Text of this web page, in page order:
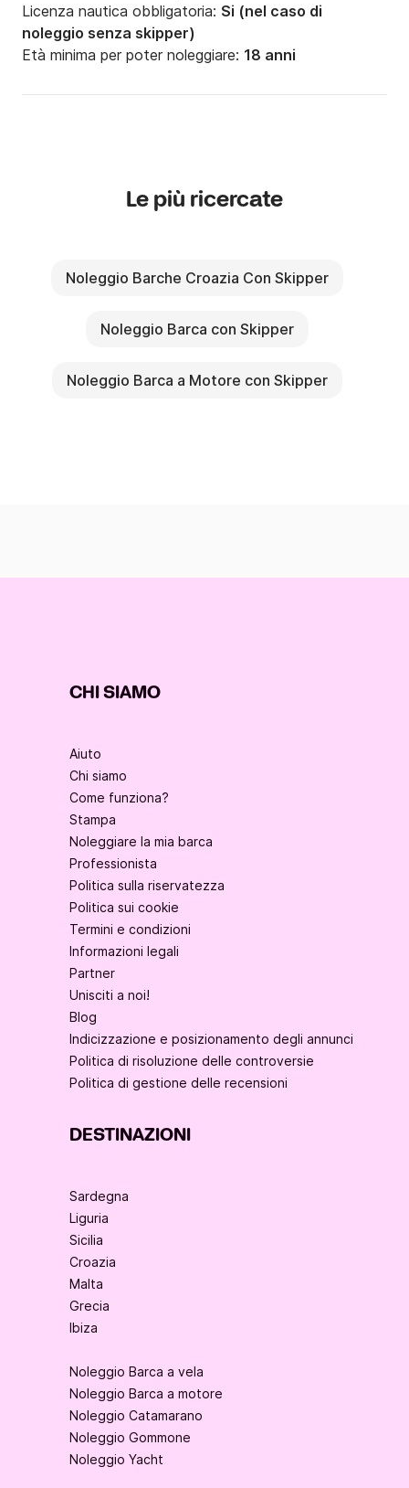
Licenza nautica obbligatoria: Si (nel caso di
noleggio senza skipper)
Età minima per poter noleggiare: 18 anni
Le più ricercate
Noleggio Barche Croazia Con Skipper
Noleggio Barca con Skipper
Noleggio Barca a Motore con Skipper
CHI SIAMO
Aiuto
Chi siamo
Come funziona?
Stampa
Noleggiare la mia barca
Professionista
Politica sulla riservatezza
Politica sui cookie
Termini e condizioni
Informazioni legali
Partner
Unisciti a noi!
Blog
Indicizzazione e posizionamento degli annunci
Politica di risoluzione delle controversie
Politica di gestione delle recensioni
DESTINAZIONI
Sardegna
Liguria
Sicilia
Croazia
Malta
Grecia
Ibiza
Noleggio Barca a vela
Noleggio Barca a motore
Noleggio Catamarano
Noleggio Gommone
Noleggio Yacht